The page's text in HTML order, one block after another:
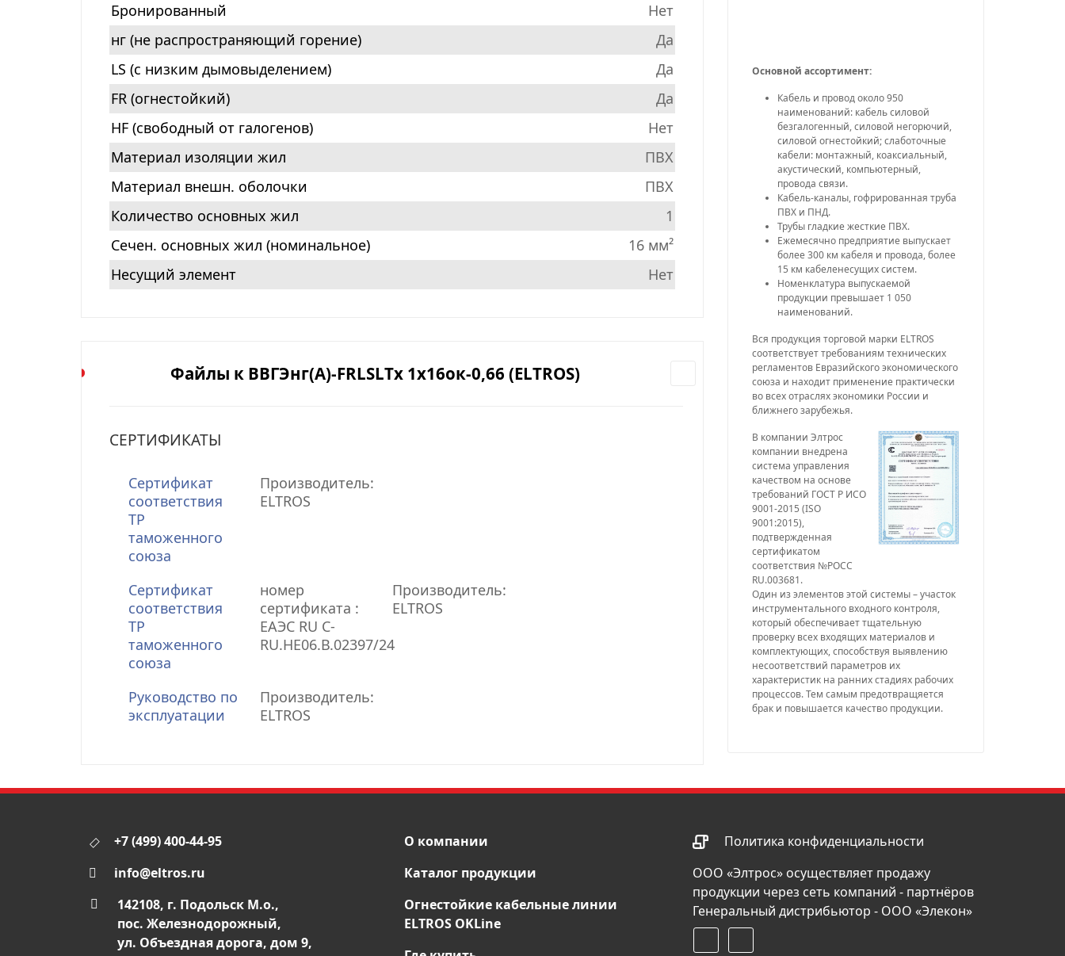
Бронированный
Нет
нг (не распространяющий горение)
Да
LS (с низким дымовыделением)
Да
FR (огнестойкий)
Да
HF (свободный от галогенов)
Нет
Материал изоляции жил
ПВХ
Материал внешн. оболочки
ПВХ
Количество основных жил
1
Сечен. основных жил (номинальное)
16 мм²
Несущий элемент
Нет
Файлы к ВВГЭнг(А)-FRLSLTx 1х16ок-0,66 (ELTROS)
СЕРТИФИКАТЫ
Сертификат
соответствия
ТР
таможенного
союза
Производитель:
ELTROS
Сертификат
соответствия
ТР
таможенного
союза
номер
сертификата :
ЕАЭС RU С-
RU.НЕ06.В.02397/24
Производитель:
ELTROS
Руководство по
эксплуатации
Производитель:
ELTROS
Основной ассортимент:
Кабель и провод около 950
наименований: кабель силовой
безгалогенный, силовой негорючий,
силовой огнестойкий; слаботочные
кабели: монтажный, коаксиальный,
акустический, компьютерный,
провода связи.
Кабель-каналы, гофрированная труба
ПВХ и ПНД.
Трубы гладкие жесткие ПВХ.
Ежемесячно предприятие выпускает
более 300 км кабеля и провода, более
15 км кабеленесущих систем.
Номенклатура выпускаемой
продукции превышает 1 050
наименований.
Вся продукция торговой марки ELTROS
соответствует требованиям технических
регламентов Евразийского экономического
союза и находит применение практически
во всех отраслях экономики России и
ближнего зарубежья.
В компании Элтрос
компании внедрена
система управления
качеством на основе
требований ГОСТ Р ИСО
9001-2015 (ISO
9001:2015),
подтвержденная
сертификатом
соответствия №РОСС
RU.003681.
Один из элементов этой системы – участок
инструментального входного контроля,
который обеспечивает тщательную
проверку всех входящих материалов и
комплектующих, способствуя выявлению
несоответствий параметров их
характеристик на ранних стадиях рабочих
процессов. Тем самым предотвращяется
брак и повышается качество продукции.
+7 (499) 400-44-95
info@eltros.ru
142108, г. Подольск М.о.,
пос. Железнодорожный,
ул. Объездная дорога, дом 9,
О компании
Каталог продукции
Огнестойкие кабельные линии
ELTROS OKLine
Политика конфиденциальности
ООО «Элтрос» осуществляет продажу
продукции через сеть компаний - партнёров
Генеральный дистрибьютор - ООО «Элекон»